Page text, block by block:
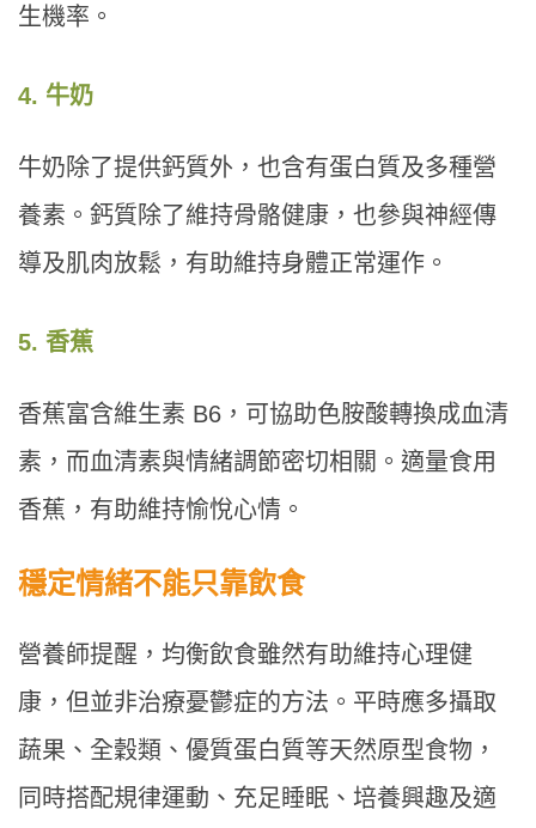
生機率。
4. 牛奶
牛奶除了提供鈣質外，也含有蛋白質及多種營
養素。鈣質除了維持骨骼健康，也參與神經傳
導及肌肉放鬆，有助維持身體正常運作。
5. 香蕉
香蕉富含維生素 B6，可協助色胺酸轉換成血清
素，而血清素與情緒調節密切相關。適量食用
香蕉，有助維持愉悅心情。
穩定情緒不能只靠飲食
營養師提醒，均衡飲食雖然有助維持心理健
康，但並非治療憂鬱症的方法。平時應多攝取
蔬果、全穀類、優質蛋白質等天然原型食物，
同時搭配規律運動、充足睡眠、培養興趣及適